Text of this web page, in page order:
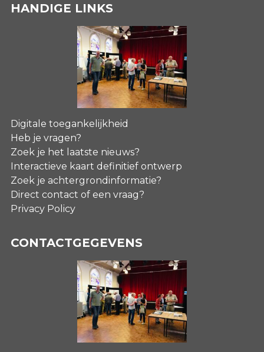
HANDIGE LINKS
Digitale toegankelijkheid
Heb je vragen?
Zoek je het laatste nieuws?
Interactieve kaart definitief ontwerp
Zoek je achtergrondinformatie?
Direct contact of een vraag?
Privacy Policy
CONTACTGEGEVENS